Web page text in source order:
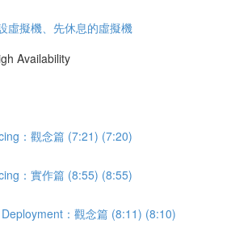
虛擬機、先休息的虛擬機
Availability
：觀念篇 (7:21) (7:20)
：實作篇 (8:55) (8:55)
：觀念篇 (8:11) (8:10)